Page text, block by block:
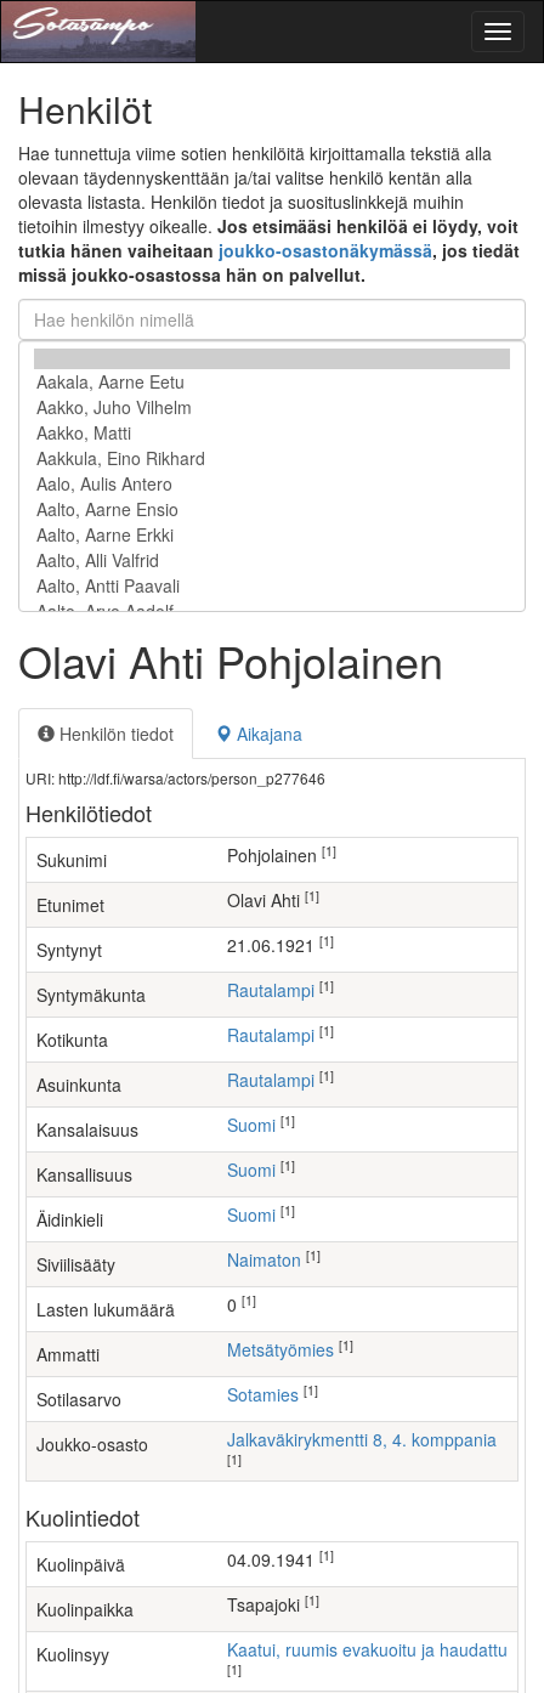
Henkilöt
Hae tunnettuja viime sotien henkilöitä kirjoittamalla tekstiä alla
olevaan täydennyskenttään ja/tai valitse henkilö kentän alla
olevasta listasta. Henkilön tiedot ja suosituslinkkejä muihin
tietoihin ilmestyy oikealle. Jos etsimääsi henkilöä ei löydy, voit
tutkia hänen vaiheitaan joukko-osastonäkymässä, jos tiedät
missä joukko-osastossa hän on palvellut.
Olavi Ahti Pohjolainen
Henkilön tiedot Aikajana
URI: http://ldf.fi/warsa/actors/person_p277646
Henkilötiedot
Sukunimi Pohjolainen [1]
Etunimet Olavi Ahti [1]
Syntynyt 21.06.1921 [1]
Syntymäkunta Rautalampi [1]
Kotikunta Rautalampi [1]
Asuinkunta Rautalampi [1]
Kansalaisuus Suomi [1]
Kansallisuus Suomi [1]
Äidinkieli Suomi [1]
Siviilisääty Naimaton [1]
Lasten lukumäärä [1]
Ammatti metsätyömies [1]
Sotilasarvo Sotamies [1]
Joukko-osasto Jalkaväkirykmentti 8, 4. komppania
[1]
Kuolintiedot
Kuolinpäivä 04.09.1941 [1]
Kuolinpaikka Tsapajoki [1]
Kuolinsyy Kaatui, ruumis evakuoitu ja haudattu
[1]